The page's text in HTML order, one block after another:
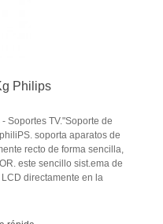
Philips
Soportes TV."Soporte de
soporta aparatos de
recto de forma sencilla,
este sencillo sist.ema de
directamente en la